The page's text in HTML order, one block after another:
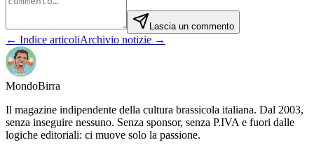
Lascia un commento
← Indice articoliArchivio notizie →
MondoBirra
Il magazine indipendente della cultura brassicola italiana. Dal 2003,
senza inseguire nessuno. Senza sponsor, senza P.IVA e fuori dalle
logiche editoriali: ci muove solo la passione.